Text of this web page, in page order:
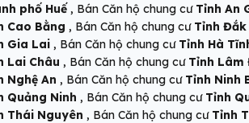
phố Huế , Bán Căn hộ chung cư Tỉnh An
Cao Bằng , Bán Căn hộ chung cư Tỉnh
Gia Lai , Bán Căn hộ chung cư Tỉnh Hà
Lai Châu , Bán Căn hộ chung cư Tỉnh Lâm
Nghệ An , Bán Căn hộ chung cư Tỉnh Ninh
Quảng Ninh , Bán Căn hộ chung cư Tỉnh
Thái Nguyên , Bán Căn hộ chung cư Tỉnh